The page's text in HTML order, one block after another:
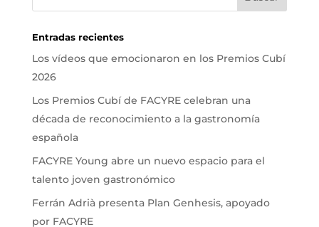
Entradas recientes
Los vídeos que emocionaron en los Premios Cubí
2026
Los Premios Cubí de FACYRE celebran una
década de reconocimiento a la gastronomía
española
FACYRE Young abre un nuevo espacio para el
talento joven gastronómico
Ferrán Adrià presenta Plan Genhesis, apoyado
por FACYRE